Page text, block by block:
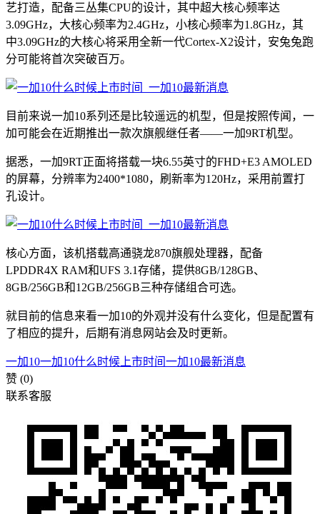
艺打造，配备三丛集CPU的设计，其中超大核心频率达
3.09GHz，大核心频率为2.4GHz，小核心频率为1.8GHz，其
中3.09GHz的大核心将采用全新一代Cortex-X2设计，安兔兔跑
分可能将首次突破百万。
目前来说一加10系列还是比较遥远的机型，但是按照传闻，一
加可能会在近期推出一款次旗舰继任者——一加9RT机型。
据悉，一加9RT正面将搭载一块6.55英寸的FHD+E3 AMOLED
的屏幕，分辨率为2400*1080，刷新率为120Hz，采用前置打
孔设计。
核心方面，该机搭载高通骁龙870旗舰处理器，配备
LPDDR4X RAM和UFS 3.1存储，提供8GB/128GB、
8GB/256GB和12GB/256GB三种存储组合可选。
就目前的信息来看一加10的外观并没有什么变化，但是配置有
了相应的提升，后期有消息网站会及时更新。
一加10一加10什么时候上市时间一加10最新消息
赞 (0)
联系客服